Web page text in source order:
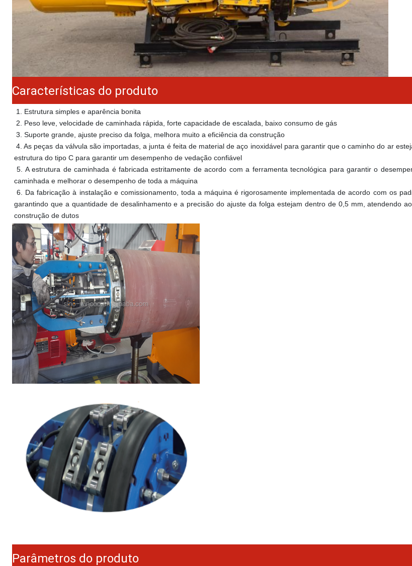
Características do produto
1. Estrutura simples e aparência bonita
2. Peso leve, velocidade de caminhada rápida, forte capacidade de escalada, baixo consumo de gás
3. Suporte grande, ajuste preciso da folga, melhora muito a eficiência da construção
4. As peças da válvula são importadas, a junta é feita de material de aço inoxidável para garantir que o caminho do ar
estrutura do tipo C para garantir um desempenho de vedação confiável
5. A estrutura de caminhada é fabricada estritamente de acordo com a ferramenta tecnológica para garantir o
caminhada e melhorar o desempenho de toda a máquina
6. Da fabricação à instalação e comissionamento, toda a máquina é rigorosamente implementada de acordo com os
garantindo que a quantidade de desalinhamento e a precisão do ajuste da folga estejam dentro de 0,5 mm, atendendo
construção de dutos
Parâmetros do produto